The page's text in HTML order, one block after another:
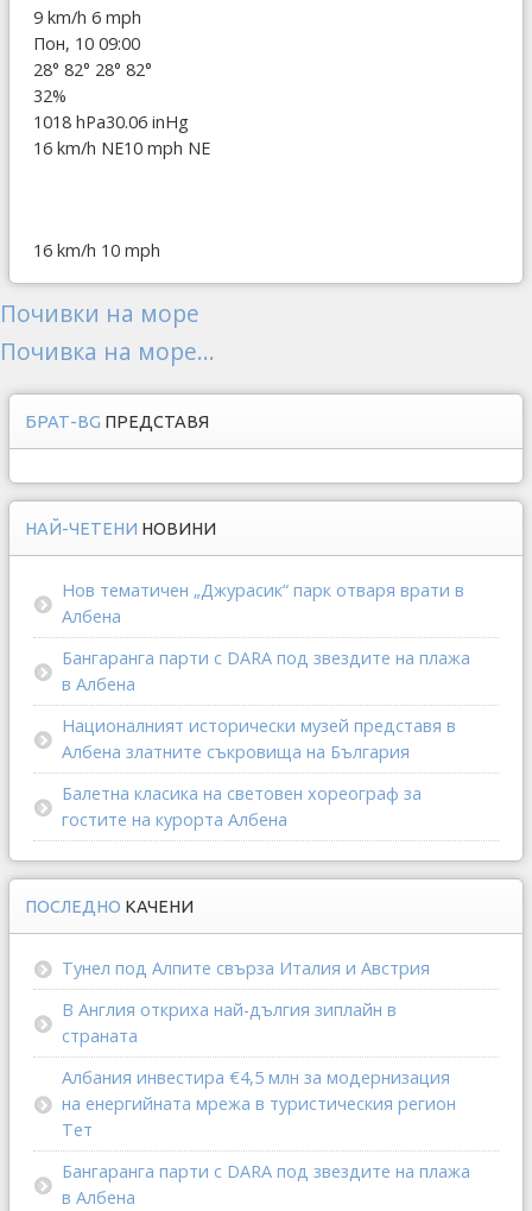
9 km/h 6 mph
Пон, 10 09:00
28° 82° 28° 82°
32%
1018 hPa30.06 inHg
16 km/h NE10 mph NE
16 km/h 10 mph
Почивки на море
Почивка на море...
БРАТ-BG ПРЕДСТАВЯ
НАЙ-ЧЕТЕНИ НОВИНИ
Нов тематичен „Джурасик“ парк отваря врати в
Албена
Бангаранга парти с DARA под звездите на плажа
в Албена
Националният исторически музей представя в
Албена златните съкровища на България
Балетна класика на световен хореограф за
гостите на курорта Албена
ПОСЛЕДНО КАЧЕНИ
Тунел под Алпите свърза Италия и Австрия
В Англия откриха най-дългия зиплайн в
страната
Албания инвестира €4,5 млн за модернизация
на енергийната мрежа в туристическия регион
Тет
Бангаранга парти с DARA под звездите на плажа
в Албена